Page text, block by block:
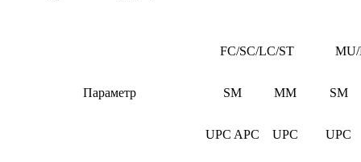
Параметр
FC/SC/LC/ST MU/
SM MM SM
UPC APC UPC UPC